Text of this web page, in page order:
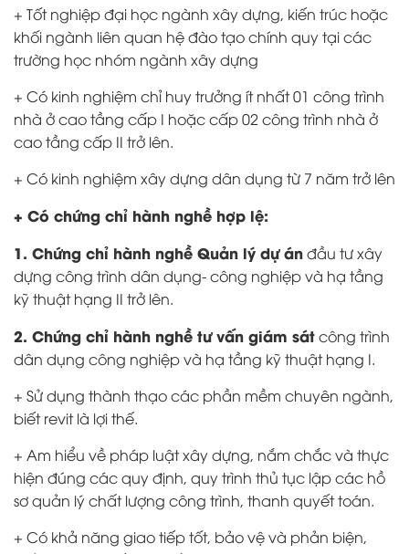
+ Tốt nghiệp đại học ngành xây dựng, kiến trúc hoặc
khối ngành liên quan hệ đào tạo chính quy tại các
trường học nhóm ngành xây dựng
+ Có kinh nghiệm chỉ huy trưởng ít nhất 01 công trình
nhà ở cao tầng cấp I hoặc cấp 02 công trình nhà ở
cao tầng cấp II trở lên.
+ Có kinh nghiệm xây dựng dân dụng từ 7 năm trở lên
+ Có chứng chỉ hành nghề hợp lệ:
1. Chứng chỉ hành nghề Quản lý dự ánđầu tư xây
dựng công trình dân dụng- công nghiệp và hạ tầng
kỹ thuật hạng II trở lên.
2. Chứng chỉ hành nghề tư vấn giám sátcông trình
dân dụng công nghiệp và hạ tầng kỹ thuật hạng I.
+ Sử dụng thành thạo các phần mềm chuyên ngành,
biết revit là lợi thế.
+ Am hiểu về pháp luật xây dựng, nắm chắc và thực
hiện đúng các quy định, quy trình thủ tục lập các hồ
sơ quản lý chất lượng công trình, thanh quyết toán.
+ Có khả năng giao tiếp tốt, bảo vệ và phản biện,